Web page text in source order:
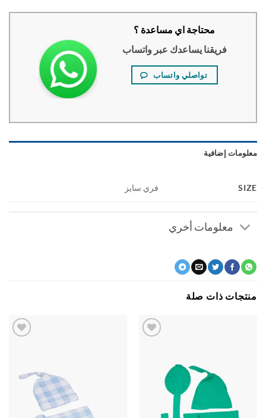
محتاجة اي مساعدة ؟
فريقنا يساعدك عبر واتساب
تواصلي واتساب
إضافية
فري سايز
معلومات أخري
ذات صلة